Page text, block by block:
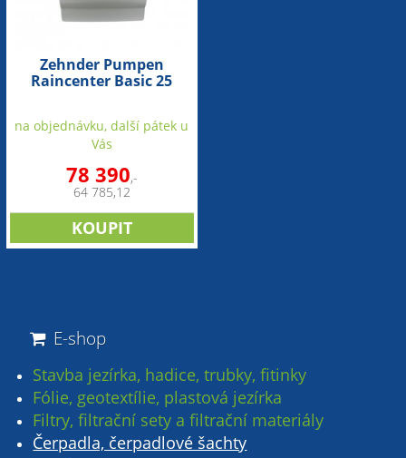
Zehnder Pumpen
Raincenter Basic 25
vodou)
na objednávku, další pátek u
Vás
78 390,-
64 785,12
E-shop
Stavba jezírka, hadice, trubky, fitinky
Fólie, geotextílie, plastová jezírka
Filtry, filtrační sety a filtrační materiály
Čerpadla, čerpadlové šachty